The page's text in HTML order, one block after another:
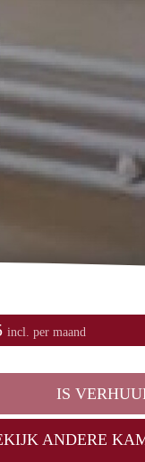
incl. per maand
IS
ANDERE